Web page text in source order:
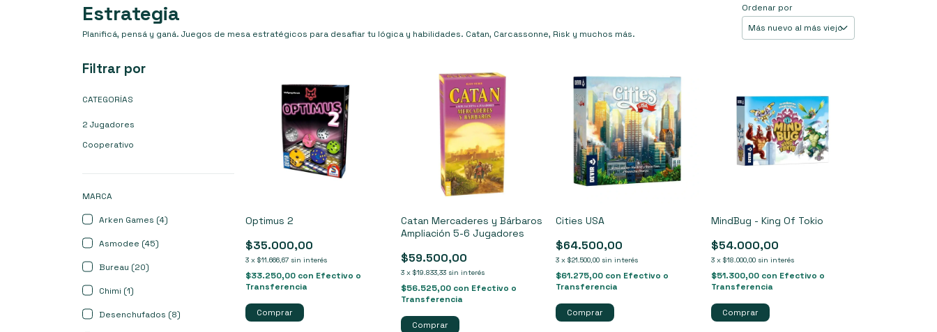
Estrategia
Planificá, pensá y ganá. Juegos de mesa estratégicos para desafiar tu lógica y habilidades. Catan, Carcassonne, Risk y muchos más.
Ordenar por
Filtrar por
CATEGORÍAS
2 Jugadores
Cooperativo
MARCA
Arken Games (4)
Asmodee (45)
Bureau (20)
Chimi (1)
Desenchufados (8)
Optimus 2
$35.000,00
3 x$11.666,67 sin interés
$33.250,00 con Efectivo o
Transferencia
Catan Mercaderes y Bárbaros
Ampliación 5-6 Jugadores
$59.500,00
3 x $19.833,33 sin interés
$56.525,00 con Efectivo o
Transferencia
Cities USA
$64.500,00
3 x$21.500,00 sin interés
$61.275,00 con Efectivo o
Transferencia
MindBug - King Of Tokio
$54.000,00
3 x $18.000,00 sin interés
$51.300,00 con Efectivo o
Transferencia